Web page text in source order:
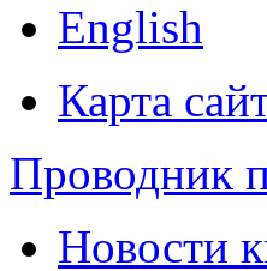
English
Карта
Проводник
Новости